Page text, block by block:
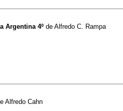
Argentina 4º de Alfredo C. Rampa
Alfredo Cahn